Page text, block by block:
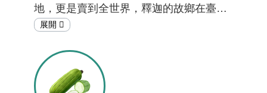
地，更是賣到全世界，釋迦的故鄉在臺
東！[註01, 02]釋迦在臺東種植的歷史不
這麼厲害！想知道臺東為什麼盛產釋迦，
果農和釋迦之間又發展出什麼樣的情誼？
答案就在「在地特色小教室」。